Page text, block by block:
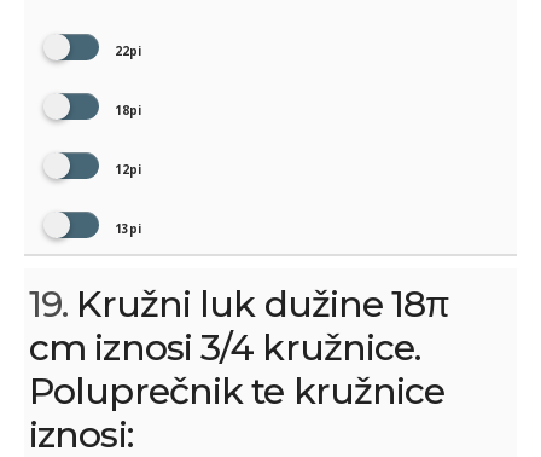
22pi
18pi
12pi
13pi
19. Kružni luk dužine 18π
cm iznosi 3/4 kružnice.
Poluprečnik te kružnice
iznosi: